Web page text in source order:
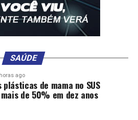
bilhões, 9,2% maior em
SAÚDE
ago
de mama no SUS
de 50% em dez anos